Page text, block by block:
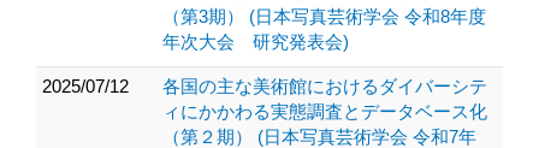
（第3期） (日本写真芸術学会 令和8年度
年次大会 研究発表会)
2025/07/12
各国の主な美術館におけるダイバーシテ
ィにかかわる実態調査とデータベース化
（第２期） (日本写真芸術学会 令和7年